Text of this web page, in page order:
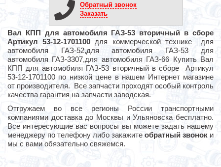
Обратный звонок
Заказать
Вал КПП для автомобиля ГАЗ-53 вторичный в сборе
Артикул 53-12-1701100 для коммерческой технике для
автомобиля ГАЗ-52,для автомобиля ГАЗ-53 для
автомобиля ГАЗ-3307,для автомобиля ГАЗ-66 Купить Вал
КПП для автомобиля ГАЗ-53 вторичный в сборе Артикул
53-12-1701100 по низкой цене в нашем Интернет магазине
от производителя. Все запчасти проходят особый контроль
качества гарантия на запчасти заводская.
Отгружаем во все регионы России транспортными
компаниями доставка до Москвы и Ульяновска бесплатно.
Все интересующие вас вопросы вы можете задать нашему
менеджеру по телефону либо закажите обратный звонок и
мы с вами обязательно свяжемся.